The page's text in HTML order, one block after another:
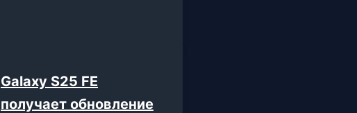
Galaxy S25 FE
получает обновление